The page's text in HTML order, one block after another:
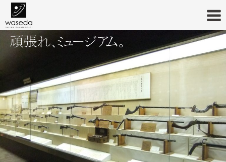
写真：賀川豊彦記念松沢資料館